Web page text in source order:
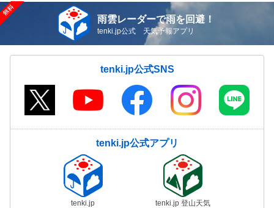
雨雲レーダーで雨を回避！
tenki.jp公式 天気予報アプリ
tenki.jp公式SNS
tenki.jp公式アプリ
tenki.jp tenki.jp 登山天気